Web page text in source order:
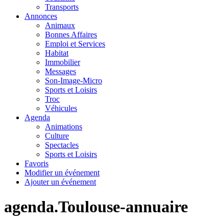
Transports
Annonces
Animaux
Bonnes Affaires
Emploi et Services
Habitat
Immobilier
Messages
Son-Image-Micro
Sports et Loisirs
Troc
Véhicules
Agenda
Animations
Culture
Spectacles
Sports et Loisirs
Favoris
Modifier un événement
Ajouter un événement
agenda.Toulouse-annuaire